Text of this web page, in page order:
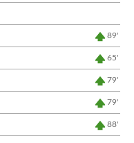
89'
65'
79'
79'
88'